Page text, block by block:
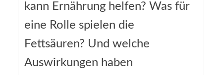
kann Ernährung helfen? Was für
eine Rolle spielen die
Fettsäuren? Und welche
Auswirkungen haben